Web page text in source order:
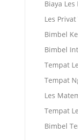
Biaya Les
Les
Bimbel
Bimbel
Tempat
Tempat
Les
Tempat
Bimbel